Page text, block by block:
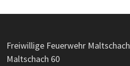
Freiwillige Feuerwehr Maltschach
Maltschach 60